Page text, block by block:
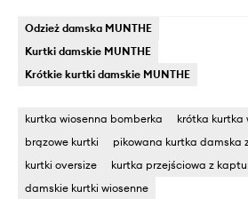
Odzież damska MUNTHE
Kurtki damskie MUNTHE
Krótkie kurtki damskie MUNTHE
kurtka wiosenna bomberka
krótka kurtka
brązowe kurtki
pikowana kurtka damska
kurtki oversize
kurtka przejściowa z
damskie kurtki wiosenne